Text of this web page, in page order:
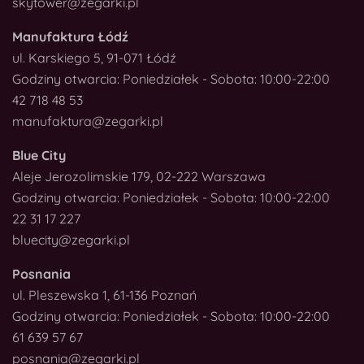
Manufaktura Łódź
ul. Karskiego 5, 91-071 Łódź
Godziny otwarcia: Poniedziałek - Sobota: 10:00-22:00
42 718 48 53
manufaktura@zegarki.pl
Blue City
Aleje Jerozolimskie 179, 02-222 Warszawa
Godziny otwarcia: Poniedziałek - Sobota: 10:00-22:00
22 31 17 227
bluecity@zegarki.pl
Posnania
ul. Pleszewska 1, 61-136 Poznań
Godziny otwarcia: Poniedziałek - Sobota: 10:00-22:00
61 639 57 67
posnania@zegarki.pl